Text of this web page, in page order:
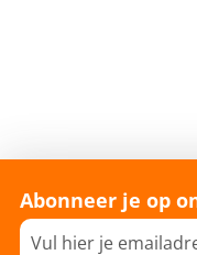
Abonneer je op